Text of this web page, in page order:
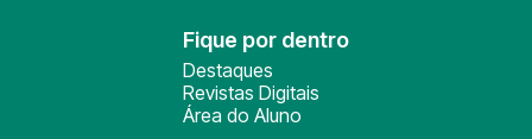
Fique por dentro
Destaques
Revistas Digitais
Área do Aluno